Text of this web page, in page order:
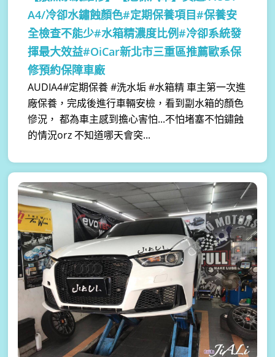
A4/冷卻水鏽蝕顏色#定期保養項目#保養安
全檢查不能少#水箱精濃度比例#冷卻系統發
揮最大效益#OiCar新北市三重區推薦歐系保
修預約保障車廠
AUDIA4#定期保養 #洗水垢 #水箱精 車主第一次進
廠保養，完成後進行車輛安檢，看到副水箱的顏色
慘況， 都為車主感到擔心害怕...不怕堵塞不怕鏽蝕
的情況orz 不知道哪天會突...